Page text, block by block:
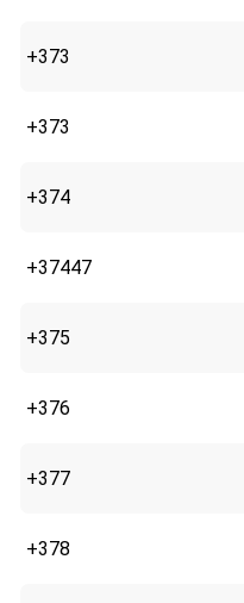
+373
+373
+374
+37447
+375
+376
+377
+378